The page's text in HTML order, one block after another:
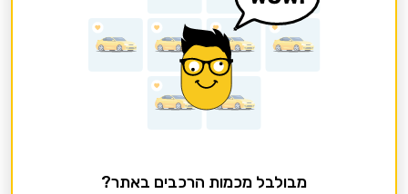
מבולבל מכמות הרכבים באתר?